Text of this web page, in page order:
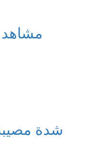
مشاهد
شدة